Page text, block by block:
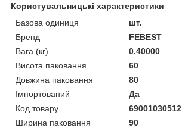
Користувальницькі характеристики
Базова одиниця
шт.
Бренд
FEBEST
Вага (кг)
0.40000
Висота паковання
60
Довжина паковання
80
Імпортований
Да
Код товару
69001030512
Ширина паковання
90